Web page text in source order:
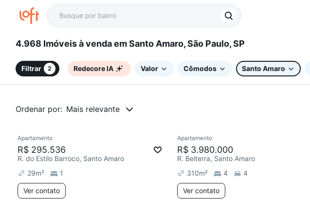
4.968 Imóveis à venda em Santo Amaro, São Paulo, SP
Filtrar 2 Redecore IA Valor Cômodos Santo Amaro
Ordenar por: Mais relevante
Apartamento
R$ 295.536
R. do Estilo Barroco, Santo Amaro
29m² 1
Ver contato
Redecorar
Apartamento
R$ 3.980.000
R. Belterra, Santo Amaro
310m² 4 4
Ver contato